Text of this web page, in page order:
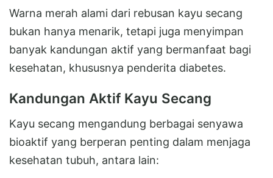
Warna merah alami dari rebusan kayu secang
bukan hanya menarik, tetapi juga menyimpan
banyak kandungan aktif yang bermanfaat bagi
kesehatan, khususnya penderita diabetes.
Kandungan Aktif Kayu Secang
Kayu secang mengandung berbagai senyawa
bioaktif yang berperan penting dalam menjaga
kesehatan tubuh, antara lain: